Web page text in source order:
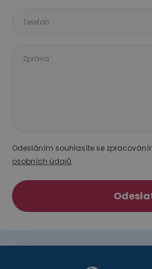
Zpráva
Odesláním souhlasíte se
osobních údajů